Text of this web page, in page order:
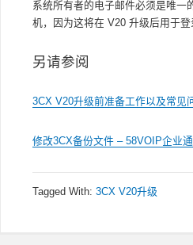
系统所有者的电子邮件必须是唯一
机，因为这将在 V20 升级后用于登
另请参阅
3CX V20升级前准备工作以及常见
修改3CX备份文件 – 58VOIP企业
Tagged With: 3CX V20升级